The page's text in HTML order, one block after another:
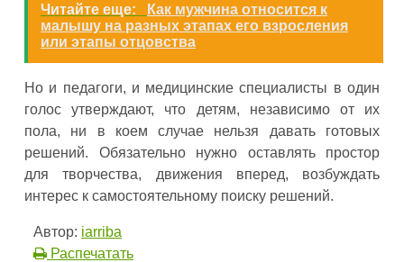
Читайте еще:
Как мужчина относится к
малышу на разных этапах его взросления
или этапы отцовства
Но и педагоги, и медицинские специалисты в один
голос утверждают, что детям, независимо от их
пола, ни в коем случае нельзя давать готовых
решений. Обязательно нужно оставлять простор
для творчества, движения вперед, возбуждать
интерес к самостоятельному поиску решений.
Автор: iarriba
Распечатать